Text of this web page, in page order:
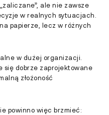
ale nie zawsze
w realnych sytuacjach.
papierze, lecz w różnych
w dużej organizacji.
się dobrze zaprojektowane
złożoność
powinno więc brzmieć: